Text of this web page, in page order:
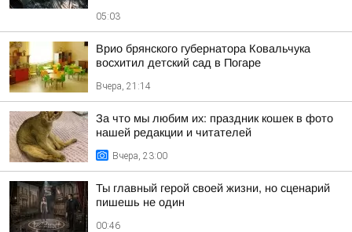
05:03
Врио брянского губернатора Ковальчука
восхитил детский сад в Погаре
Вчера, 21:14
За что мы любим их: праздник кошек в фото
нашей редакции и читателей
Вчера, 23:00
Ты главный герой своей жизни, но сценарий
пишешь не один
00:46